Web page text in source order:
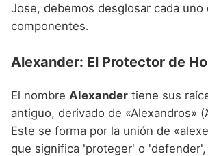
Jose, debemos desglosar cada uno
componentes.
Alexander: El Protector de
El nombre Alexander tiene sus
antiguo, derivado de «Alexandros»
Este se forma por la unión de
que significa 'proteger' o 'defender',